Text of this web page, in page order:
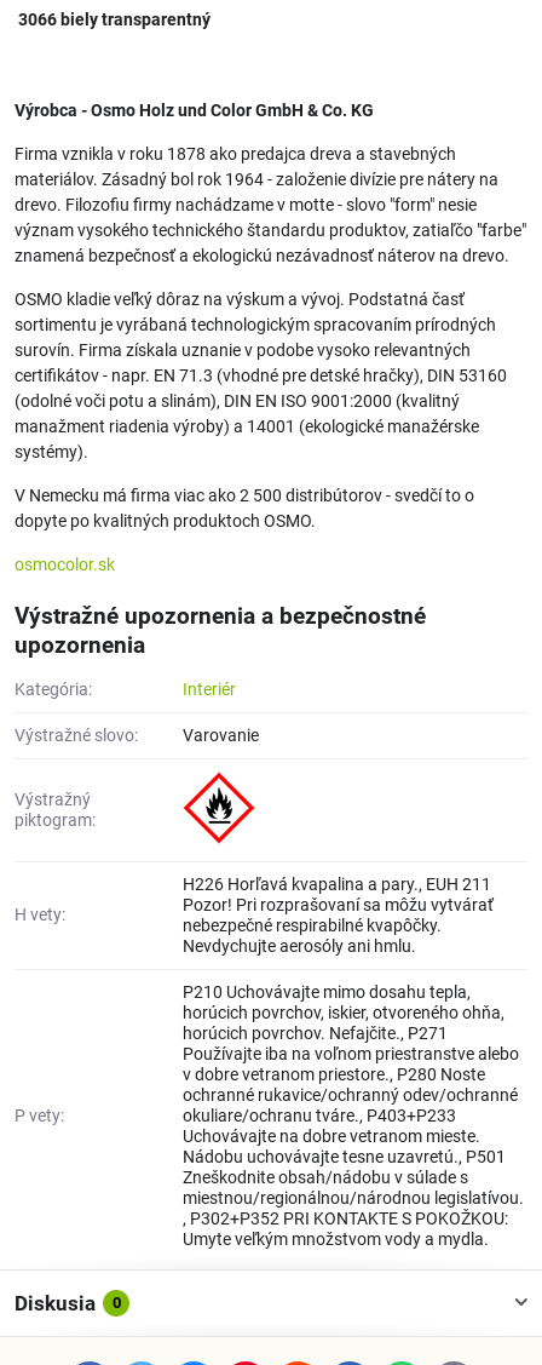
3066 biely transparentný
Výrobca - Osmo Holz und Color GmbH & Co. KG
Firma vznikla v roku 1878 ako predajca dreva a stavebných
materiálov. Zásadný bol rok 1964 - založenie divízie pre nátery na
drevo. Filozofiu firmy nachádzame v motte - slovo "form" nesie
význam vysokého technického štandardu produktov, zatiaľčo "farbe"
znamená bezpečnosť a ekologickú nezávadnosť náterov na drevo.
OSMO kladie veľký dôraz na výskum a vývoj. Podstatná časť
sortimentu je vyrábaná technologickým spracovaním prírodných
surovín. Firma získala uznanie v podobe vysoko relevantných
certifikátov - napr. EN 71.3 (vhodné pre detské hračky), DIN 53160
(odolné voči potu a slinám), DIN EN ISO 9001:2000 (kvalitný
manažment riadenia výroby) a 14001 (ekologické manažérske
systémy).
V Nemecku má firma viac ako 2 500 distribútorov - svedčí to o
dopyte po kvalitných produktoch OSMO.
osmocolor.sk
Výstražné upozornenia a bezpečnostné
upozornenia
Kategória: Interiér
Výstražné slovo: Varovanie
Výstražný
piktogram:
H vety:
H226 Horľavá kvapalina a pary., EUH 211
Pozor! Pri rozprašovaní sa môžu vytvárať
nebezpečné respirabilné kvapôčky.
Nevdychujte aerosóly ani hmlu.
P vety:
P210 Uchovávajte mimo dosahu tepla,
horúcich povrchov, iskier, otvoreného ohňa,
horúcich povrchov. Nefajčite., P271
Používajte iba na voľnom priestranstve alebo
v dobre vetranom priestore., P280 Noste
ochranné rukavice/ochranný odev/ochranné
okuliare/ochranu tváre., P403+P233
Uchovávajte na dobre vetranom mieste.
Nádobu uchovávajte tesne uzavretú., P501
Zneškodnite obsah/nádobu v súlade s
miestnou/regionálnou/národnou legislatívou.
, P302+P352 PRI KONTAKTE S POKOŽKOU:
Umyte veľkým množstvom vody a mydla.
Diskusia 0